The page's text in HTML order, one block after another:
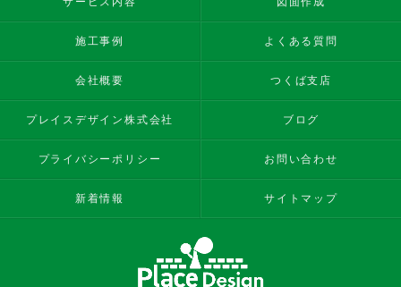
施工事例 よくある質問
会社概要 つくば支店
プレイスデザイン株式会社 ブログ
プライバシーポリシー お問い合わせ
新着情報 サイトマップ